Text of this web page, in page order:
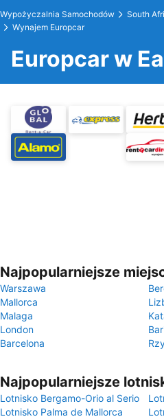
Wypożyczalnia Samochodów South
Wynajem Europcar
Europcar w
Najpopularniejsze
Warszawa
Mallorca
Malaga
London
Barcelona
Najpopularniejsze
Lotnisko Bergamo-Orio al Serio
Lotnisko Palma de Mallorca